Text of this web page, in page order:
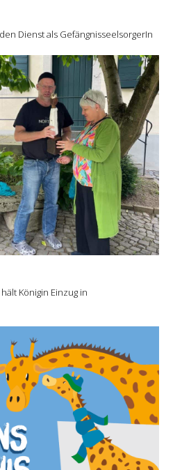
Dienst als GefängnisseelsorgerIn
Königin Einzug in